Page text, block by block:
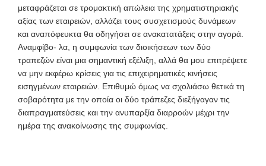
μεταφράζεται σε τρομακτική απώλεια της χρηματιστηριακής
αξίας των εταιρειών, αλλάζει τους συσχετισμούς δυνάμεων
και αναπόφευκτα θα οδηγήσει σε ανακατατάξεις στην αγορά.
Αναμφίβο- λα, η συμφωνία των διοικήσεων των δύο
τραπεζών είναι μια σημαντική εξέλιξη, αλλά θα μου επιτρέψετε
να μην εκφέρω κρίσεις για τις επιχειρηματικές κινήσεις
εισηγμένων εταιρειών. Επιθυμώ όμως να σχολιάσω θετικά τη
σοβαρότητα με την οποία οι δύο τράπεζες διεξήγαγαν τις
διαπραγματεύσεις και την ανυπαρξία διαρροών μέχρι την
ημέρα της ανακοίνωσης της συμφωνίας.